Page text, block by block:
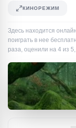
КИНОРЕЖИМ
Здесь находится
поиграть в нее
раза, оценили на 4 из